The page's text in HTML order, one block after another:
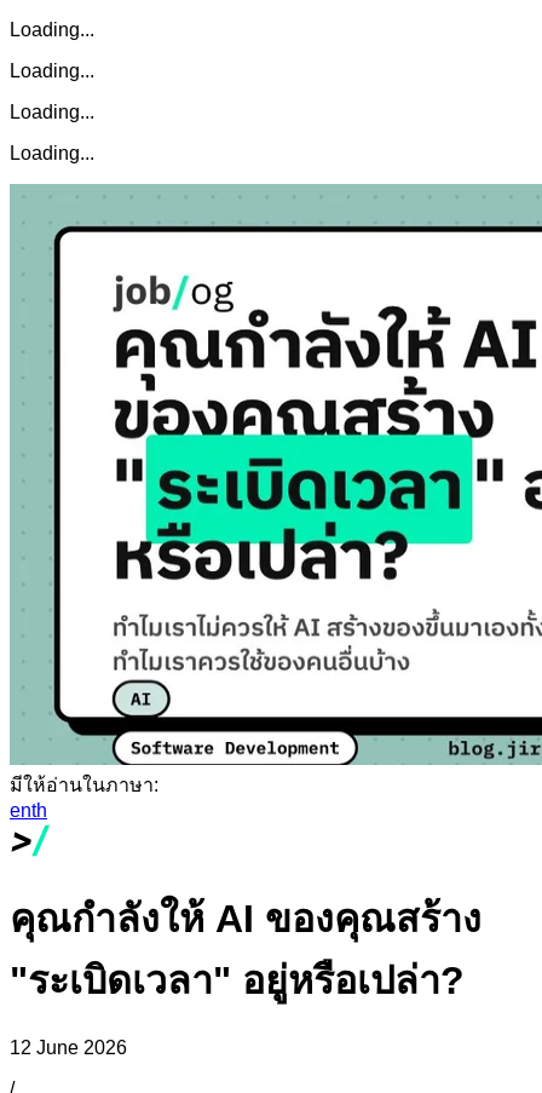
Loading...
Loading...
Loading...
Loading...
มีให้อ่านในภาษา:
enth
คุณกำลังให้ AI ของคุณสร้าง
"ระเบิดเวลา" อยู่หรือเปล่า?
12 June 2026
/